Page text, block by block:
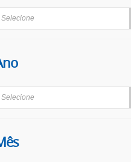
Selecione
Selecione